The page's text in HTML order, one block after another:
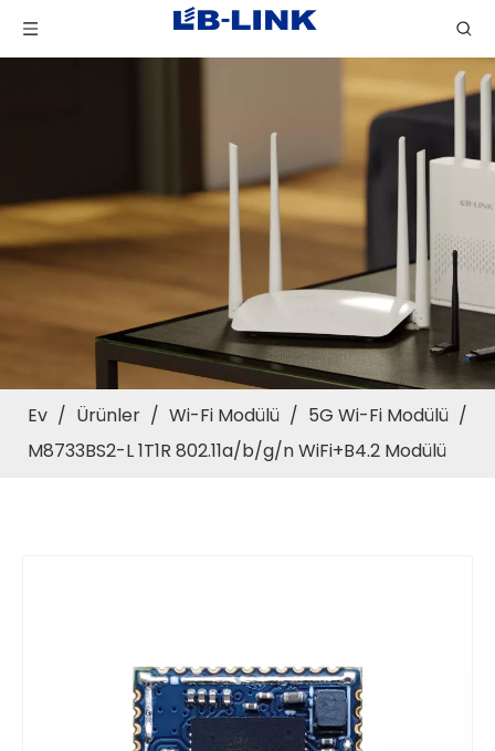
Ev / Ürünler / Wi-Fi Modülü / 5G Wi-Fi Modülü /
M8733BS2-L 1T1R 802.11a/b/g/n WiFi+B4.2 Modülü